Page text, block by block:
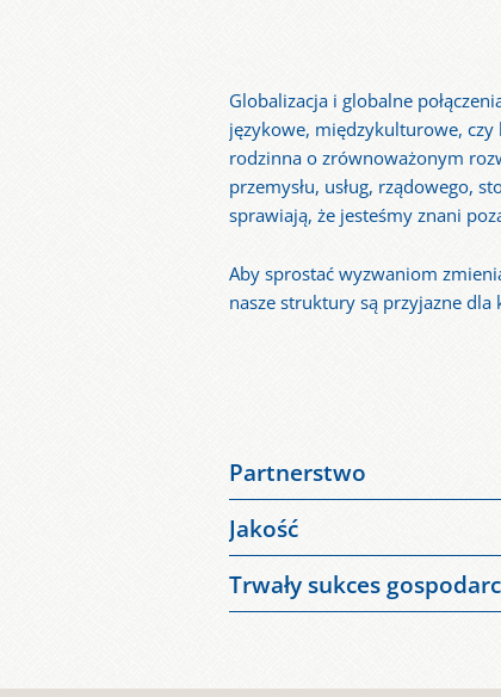
Globalizacja i globalne
językowe, międzykulturowe, czy
rodzinna o zrównoważonym
przemysłu, usług, rządowego,
sprawiają, że jesteśmy znani
Aby sprostać wyzwaniom
nasze struktury są przyjazne dla
Partnerstwo
klientom naprzeciw. Promujemy
długoterminowo i przyszłościowo.
Jakość
Naszym podstawowym celem
optymalizować nasze finanse i
Trwały sukces